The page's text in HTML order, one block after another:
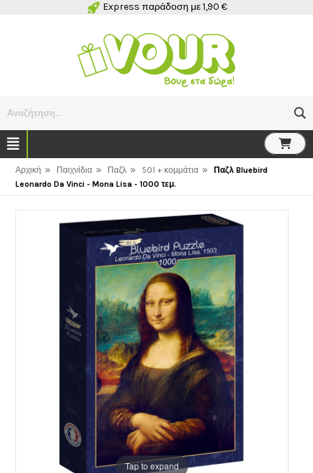
Express παράδοση με 1,90 €
Αναζήτηση...
Αρχική » Παιχνίδια » Παζλ » 501 + κομμάτια »
Παζλ Bluebird
Leonardo Da Vinci - Mona Lisa - 1000 τεμ.
Tap to expand